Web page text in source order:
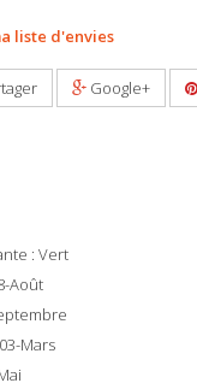
liste d'envies
Google+
: Vert
Août
Mars